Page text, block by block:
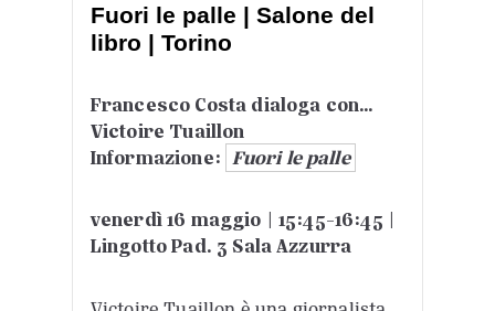
Fuori le palle | Salone del
libro | Torino
Francesco Costa dialoga con…
Victoire Tuaillon
Informazione: Fuori le palle
venerdì 16 maggio | 15:45-16:45 |
Lingotto Pad. 3 Sala Azzurra